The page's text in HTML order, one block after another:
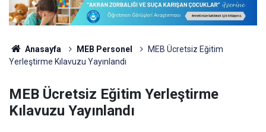
Anasayfa MEB Personel
MEB Ücretsiz Eğitim
Yerleştirme Kılavuzu Yayınlandı
MEB Ücretsiz Eğitim Yerleştirme
Kılavuzu Yayınlandı